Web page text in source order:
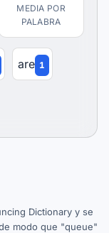
MEDIA POR
PALABRA
are 1
Dictionary y se
modo que "queue"